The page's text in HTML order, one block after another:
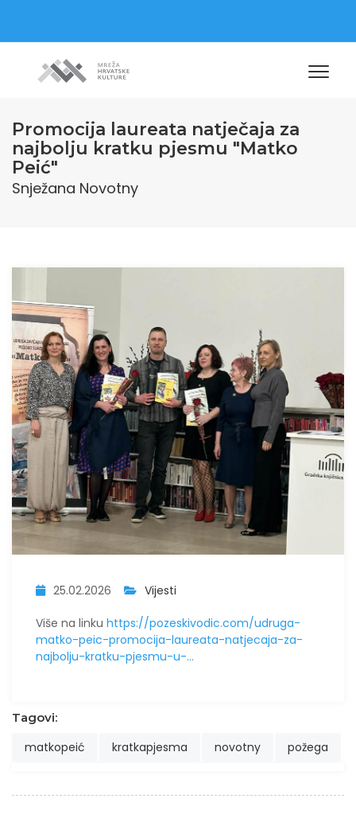
Promocija laureata natječaja za
najbolju kratku pjesmu "Matko
Peić"
Snježana Novotny
25.02.2026 Vijesti
Više na linku https://pozeskivodic.com/udruga-
matko-peic-promocija-laureata-natjecaja-za-
najbolju-kratku-pjesmu-u-...
Tagovi:
matkopeić kratkapjesma novotny požega